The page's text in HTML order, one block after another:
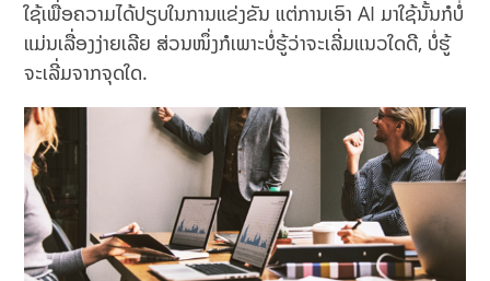
ໃຊ້ເພື່ອຄວາມໄດ້ປຽບໃນການແຂ່ງຂັນ ແຕ່ການເອົາ AI ມາໃຊ້ນັ້ນກໍບໍ່
ແມ່ນເລື່ອງງ່າຍເລີຍ ສ່ວນໜຶ່ງກໍເພາະບໍ່ຮູ້ວ່າຈະເລີ່ມແນວໃດດີ, ບໍ່ຮູ້
ຈະເລີ່ມຈາກຈຸດໃດ.